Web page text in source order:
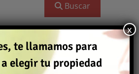
Buscar
ALQUILER COMPRAR
te llamamos para
elegir tu propiedad
x